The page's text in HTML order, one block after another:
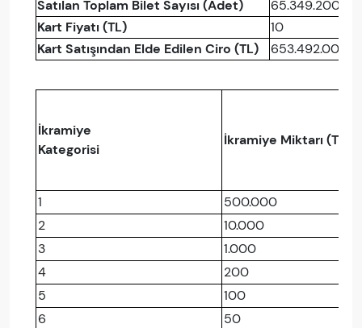
Satılan Toplam Bilet Sayısı (Adet)
65.349.200
Kart Fiyatı (TL)
10
Kart Satışından Elde Edilen Ciro (TL)
653.492.000
İkramiye
Kategorisi
İkramiye Miktarı (TL)
1
500.000
2
10.000
3
1.000
4
200
5
100
6
50